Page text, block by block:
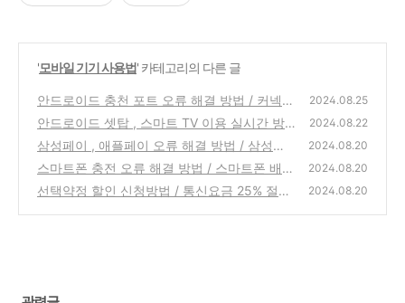
'모바일 기기 사용법' 카테고리의 다른 글
안드로이드 충천 포트 오류 해결 방법 / 커넥터
연결, 해제 알림 메시지 / 물기 감지 오류
(0)
2024.08.25
안드로이드 셋탑 , 스마트 TV 이용 실시간 방
송 모아보기 / 무료 실시간 방송 시청 방법 / Ko
di 사용법, 셋팅방법
(1)
2024.08.22
삼성페이 , 애플페이 오류 해결 방법 / 삼성페
이, 애플페이 안될때
(0)
2024.08.20
스마트폰 충전 오류 해결 방법 / 스마트폰 배터
리 충전 안될때
(0)
2024.08.20
선택약정 할인 신청방법 / 통신요금 25% 절약 2024.08.20